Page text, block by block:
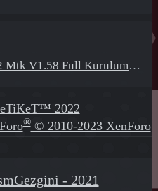
V1.58 Full Kurulum+Crack
2022
® © 2010-2023 XenForo
- 2021